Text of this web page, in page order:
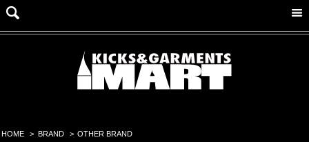
HOME > BRAND > OTHER BRAND